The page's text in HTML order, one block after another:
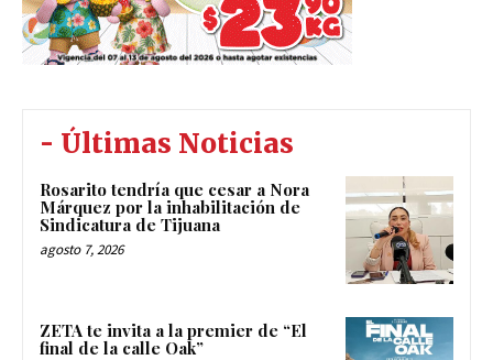
- Últimas Noticias
Rosarito tendría que cesar a Nora
Márquez por la inhabilitación de
Sindicatura de Tijuana
agosto 7, 2026
ZETA te invita a la premier de “El
final de la calle Oak”